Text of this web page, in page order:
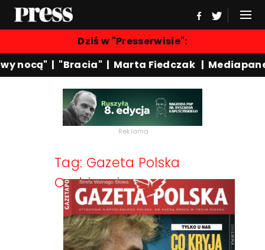
Dziś w "Presserwisie":
nocą"| "Bracia"| Marta Fiedczak
Reklama
Tag: Gazeta Polska
Codziennie